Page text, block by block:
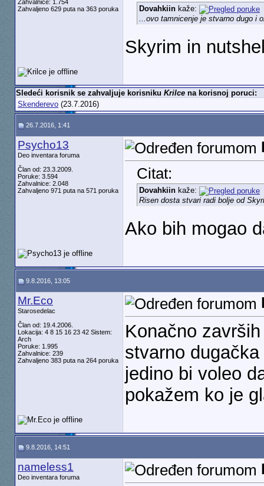
Zahvalnice: 1.754
Zahvaljeno 629 puta na 363 poruka
Dovahkiinkaže:
...ovo tamnicenje je stvarno dugo i
Skyrim in
Sledeći korisnik se zahvaljuje korisniku Krilcena korisnoj poruci:
Skenderevo(23.7.2016)
26.7.2016, 1:41
Psycho13
Deo inventara foruma
Član od: 23.3.2009.
Poruke: 3.594
Zahvalnice: 2.048
Zahvaljeno 971 puta na 571 poruka
Citat:
Dovahkiinkaže:
Risen dosta stvari radi bolje od
Ako bih mogao
9.8.2016, 13:05
Mr.Eco
Starosedelac
Član od: 19.4.2006.
Lokacija: 4 8 15 16 23 42 Sistem:
Arch
Poruke: 1.995
Zahvalnice: 239
Zahvaljeno 383 puta na 264 poruka
Konačno
stvarno
jedino bi voleo
pokažem ko je
9.8.2016, 14:51
nameless1
Deo inventara foruma